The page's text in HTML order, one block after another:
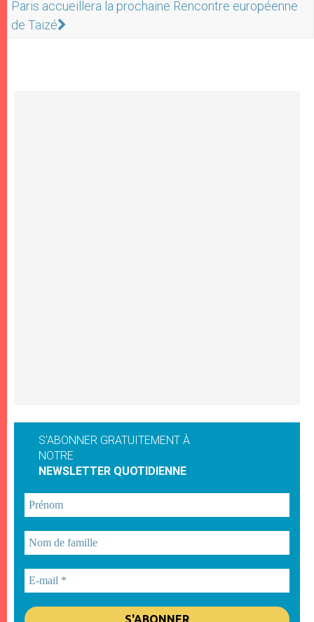
Paris accueillera la prochaine Rencontre européenne
de Taizé
S'ABONNER GRATUITEMENT À
NOTRE
NEWSLETTER QUOTIDIENNE